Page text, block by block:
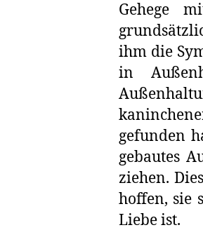
Gehege
ihm die
in
gefunden
gebautes
ziehen.
hoffen, sie
Liebe ist.